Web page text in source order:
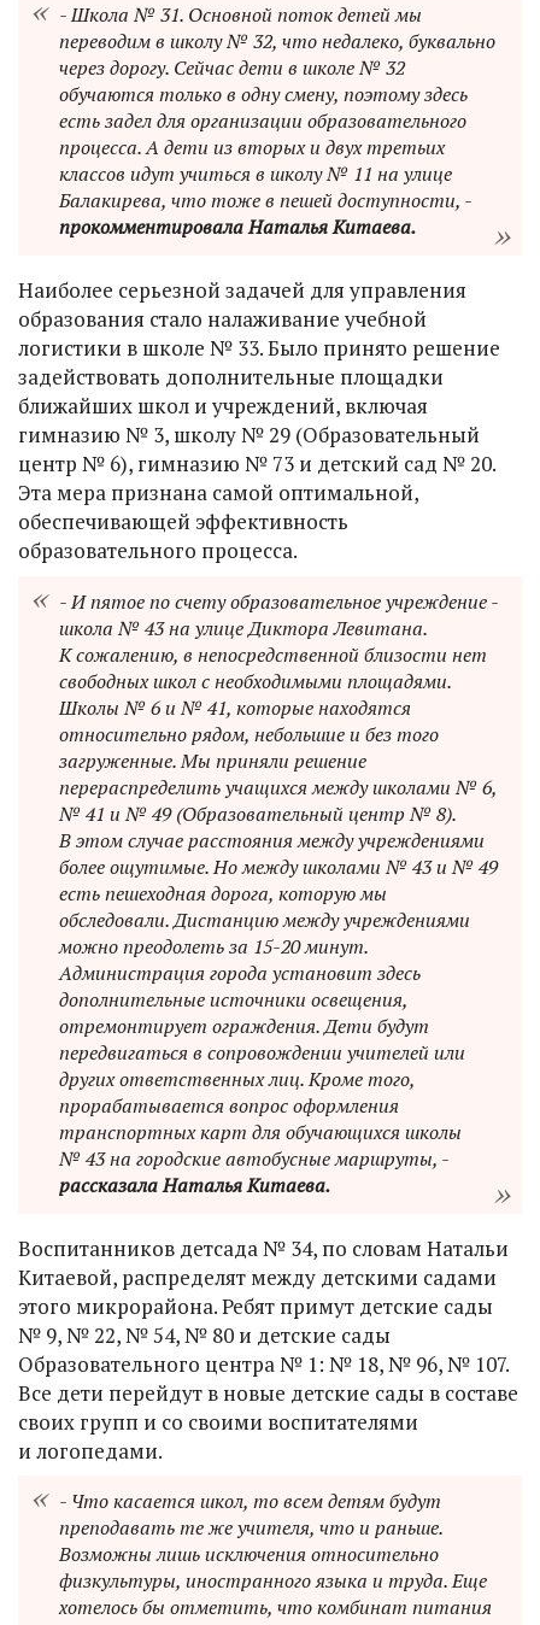
- Школа № 31. Основной поток детей мы
переводим в школу № 32, что недалеко, буквально
через дорогу. Сейчас дети в школе № 32
обучаются только в одну смену, поэтому здесь
есть задел для организации образовательного
процесса. А дети из вторых и двух третьих
классов идут учиться в школу № 11 на улице
Балакирева, что тоже в пешей доступности, -
прокомментировала Наталья Китаева.
Наиболее серьезной задачей для управления
образования стало налаживание учебной
логистики в школе № 33. Было принято решение
задействовать дополнительные площадки
ближайших школ и учреждений, включая
гимназию № 3, школу № 29 (Образовательный
центр № 6), гимназию № 73 и детский сад № 20.
Эта мера признана самой оптимальной,
обеспечивающей эффективность
образовательного процесса.
- И пятое по счету образовательное учреждение -
школа № 43 на улице Диктора Левитана.
К сожалению, в непосредственной близости нет
свободных школ с необходимыми площадями.
Школы № 6 и № 41, которые находятся
относительно рядом, небольшие и без того
загруженные. Мы приняли решение
перераспределить учащихся между школами № 6,
№ 41 и № 49 (Образовательный центр № 8).
В этом случае расстояния между учреждениями
более ощутимые. Но между школами № 43 и № 49
есть пешеходная дорога, которую мы
обследовали. Дистанцию между учреждениями
можно преодолеть за 15-20 минут.
Администрация города установит здесь
дополнительные источники освещения,
отремонтирует ограждения. Дети будут
передвигаться в сопровождении учителей или
других ответственных лиц. Кроме того,
прорабатывается вопрос оформления
транспортных карт для обучающихся школы
№ 43 на городские автобусные маршруты, -
рассказала Наталья Китаева.
Воспитанников детсада № 34, по словам Натальи
Китаевой, распределят между детскими садами
этого микрорайона. Ребят примут детские сады
№ 9, № 22, № 54, № 80 и детские сады
Образовательного центра № 1: № 18, № 96, № 107.
Все дети перейдут в новые детские сады в составе
своих групп и со своими воспитателями
и логопедами.
- Что касается школ, то всем детям будут
преподавать те же учителя, что и раньше.
Возможны лишь исключения относительно
физкультуры, иностранного языка и труда. Еще
хотелось бы отметить, что комбинат питания